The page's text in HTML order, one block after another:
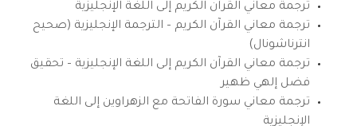
ترجمة معاني القرآن الكريم إلى اللغة الإنجليزية
ترجمة معاني القرآن الكريم – الترجمة الإنجليزية (صحيح
انترناشونال)
ترجمة معاني القرآن الكريم إلى اللغة الإنجليزية – تحقيق
فضل إلهي ظهير
ترجمة معاني سورة الفاتحة مع الزهراوين إلى اللغة
الإنجليزية